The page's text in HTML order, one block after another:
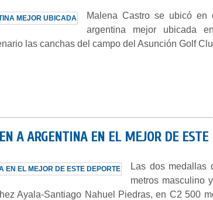
Malena Castro se ubicó
argentina mejor ubicada
las canchas del campo del Asunción Golf
A ARGENTINA EN EL MEJOR DE ESTE
Las dos medallas
metros masculino
Ayala-Santiago Nahuel Piedras, en C2 500